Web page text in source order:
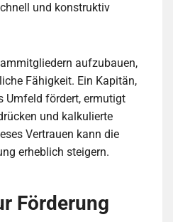
und konstruktiv
aufzubauen,
Fähigkeit. Ein Kapitän,
Umfeld fördert, ermutigt
und kalkulierte
Vertrauen kann die
erheblich steigern.
Förderung